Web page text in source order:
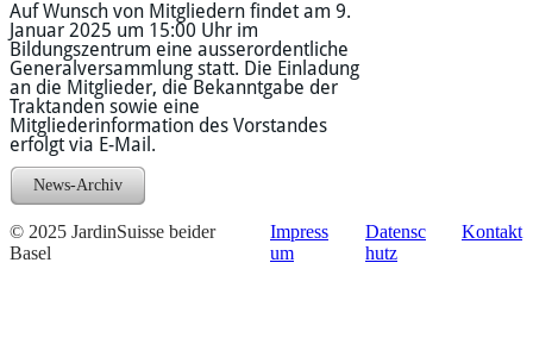
Auf Wunsch von Mitgliedern findet am 9.
Januar 2025 um 15:00 Uhr im
Bildungszentrum eine ausserordentliche
Generalversammlung statt. Die Einladung
an die Mitglieder, die Bekanntgabe der
Traktanden sowie eine
Mitgliederinformation des Vorstandes
erfolgt via E-Mail.
News-Archiv
© 2025 JardinSuisse beider
Basel
Impress
um
Datensc
hutz
Kontakt